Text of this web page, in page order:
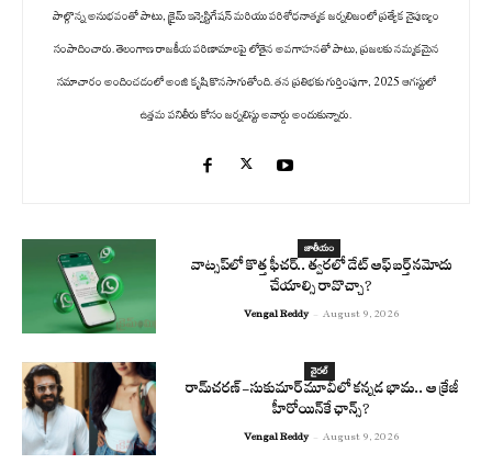
పాల్గొన్న అనుభవంతో పాటు, క్రైమ్ ఇన్వెస్టిగేషన్ మరియు పరిశోధనాత్మక జర్నలిజంలో ప్రత్యేక నైపుణ్యం
సంపాదించారు. తెలంగాణ రాజకీయ పరిణామాలపై లోతైన అవగాహనతో పాటు, ప్రజలకు నమ్మకమైన
సమాచారం అందించడంలో అంజి కృషి కొనసాగుతోంది. తన ప్రతిభకు గుర్తింపుగా, 2025 ఆగస్టులో
ఉత్తమ పనితీరు కోసం జర్నలిస్టు అవార్డు అందుకున్నారు.
జాతీయం
వాట్సప్‌లో కొత్త ఫీచర్.. త్వరలో డేట్ ఆఫ్ బర్త్ నమోదు
చేయాల్సి రావొచ్చా?
Vengal Reddy - August 9, 2026
వైరల్
రామ్‌చరణ్‌-సుకుమార్‌ మూవీలో కన్నడ భామ.. ఆ క్రేజీ
హీరోయిన్‌కే ఛాన్స్?
Vengal Reddy - August 9, 2026